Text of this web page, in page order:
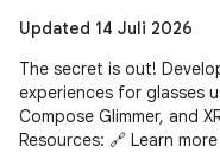
Updated 14 Juli 2026
The secret is out!
experiences for glasses
Compose Glimmer, and
Resources: 🔗 Learn